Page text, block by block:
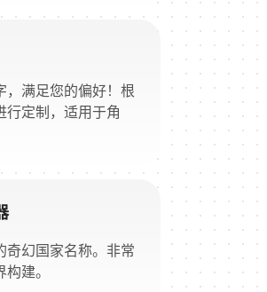
，满足您的偏好！根
行定制，适用于角
奇幻国家名称。非常
建。